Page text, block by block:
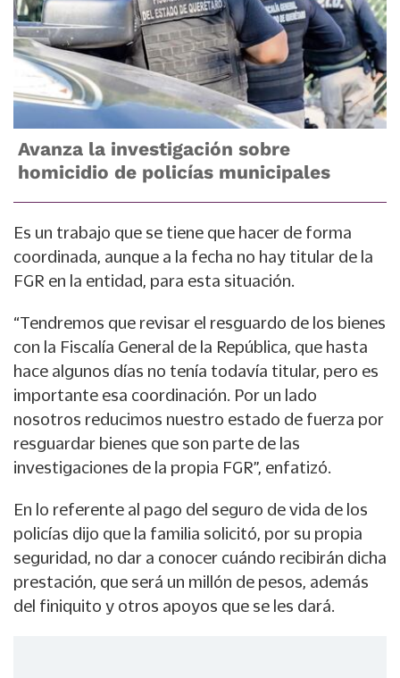
Avanza la investigación sobre
homicidio de policías municipales
Es un trabajo que se tiene que hacer de forma
coordinada, aunque a la fecha no hay titular de la
FGR en la entidad, para esta situación.
“Tendremos que revisar el resguardo de los bienes
con la Fiscalía General de la República, que hasta
hace algunos días no tenía todavía titular, pero es
importante esa coordinación. Por un lado
nosotros reducimos nuestro estado de fuerza por
resguardar bienes que son parte de las
investigaciones de la propia FGR”, enfatizó.
En lo referente al pago del seguro de vida de los
policías dijo que la familia solicitó, por su propia
seguridad, no dar a conocer cuándo recibirán dicha
prestación, que será un millón de pesos, además
del finiquito y otros apoyos que se les dará.